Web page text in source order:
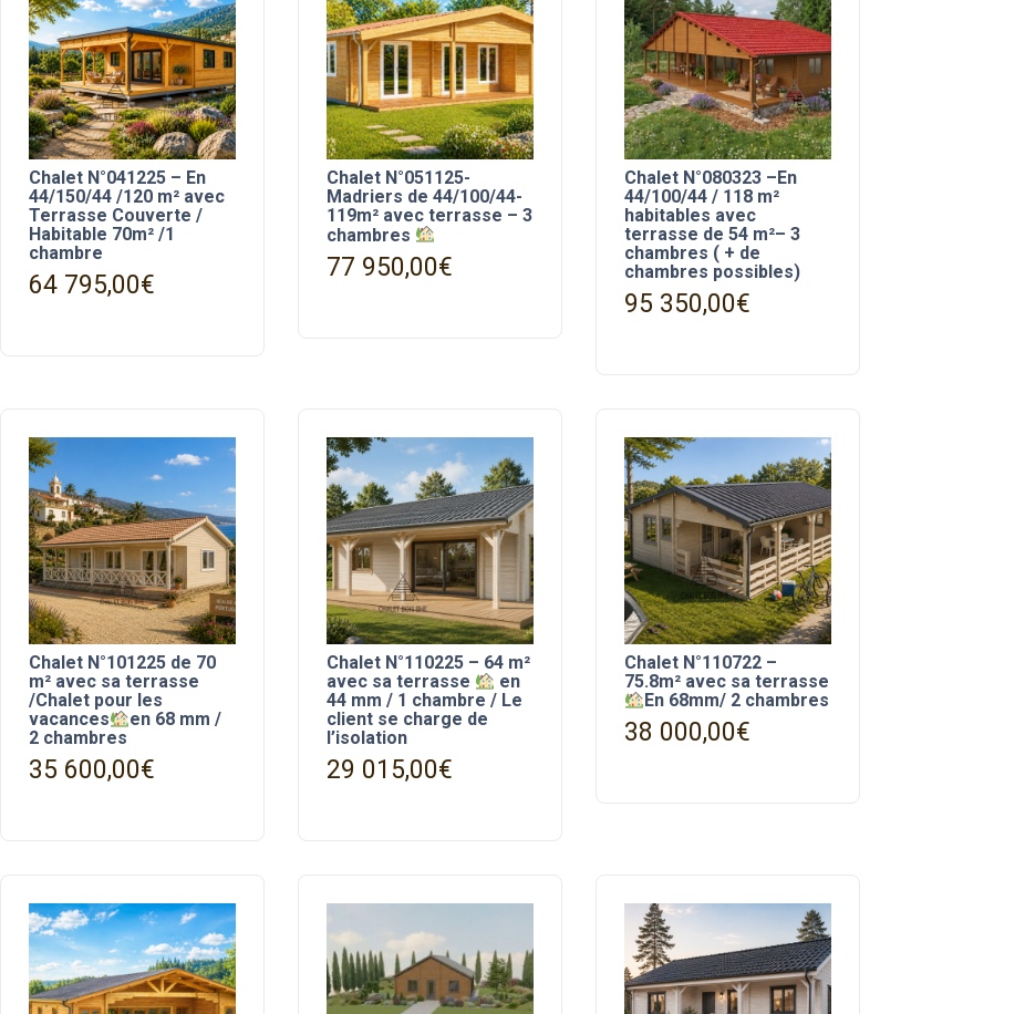
Chalet N°041225 – En
44/150/44 /120 m² avec
Terrasse Couverte /
Habitable 70m² /1
chambre
64 795,00€
Chalet N°051125-
Madriers de 44/100/44-
119m² avec terrasse – 3
chambres
77 950,00€
Chalet N°080323 –En
44/100/44 / 118 m²
habitables avec
terrasse de 54 m²– 3
chambres ( + de
chambres possibles)
95 350,00€
Chalet N°101225 de 70
m² avec sa terrasse
/Chalet pour les
vacances
en 68 mm /
2 chambres
35 600,00€
Chalet N°110225 – 64 m²
avec sa terrasse
en
44 mm / 1 chambre / Le
client se charge de
l’isolation
29 015,00€
Chalet N°110722 –
75.8m² avec sa terrasse
En 68mm/ 2 chambres
38 000,00€